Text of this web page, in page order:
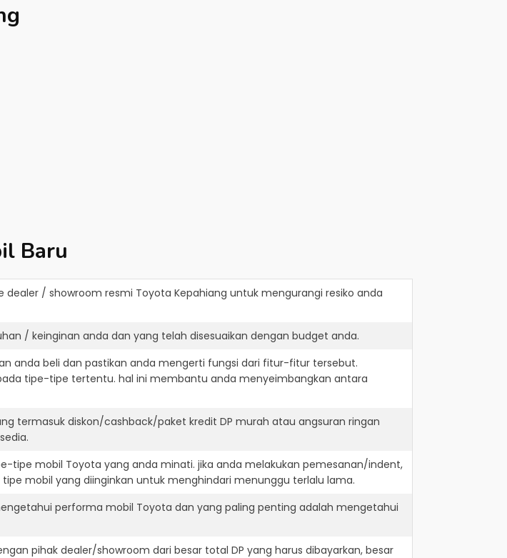
Baru
dealer / showroom resmi Toyota Kepahiang untuk mengurangi resiko anda
/ keinginan anda dan yang telah disesuaikan dengan budget anda.
anda beli dan pastikan anda mengerti fungsi dari fitur-fitur tersebut.
tipe-tipe tertentu. hal ini membantu anda menyeimbangkan antara
termasuk diskon/cashback/paket kredit DP murah atau angsuran ringan
tipe mobil Toyota yang anda minati. jika anda melakukan pemesanan/indent,
mobil yang diinginkan untuk menghindari menunggu terlalu lama.
performa mobil Toyota dan yang paling penting adalah mengetahui
pihak dealer/showroom dari besar total DP yang harus dibayarkan, besar